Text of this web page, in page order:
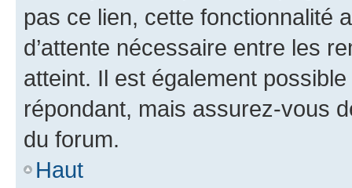
pas ce lien, cette fonctionnalité
d’attente nécessaire entre les
atteint. Il est également
répondant, mais assurez-vous
du forum.
Haut